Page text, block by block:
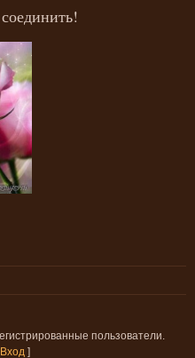
пользователи.
Вход]